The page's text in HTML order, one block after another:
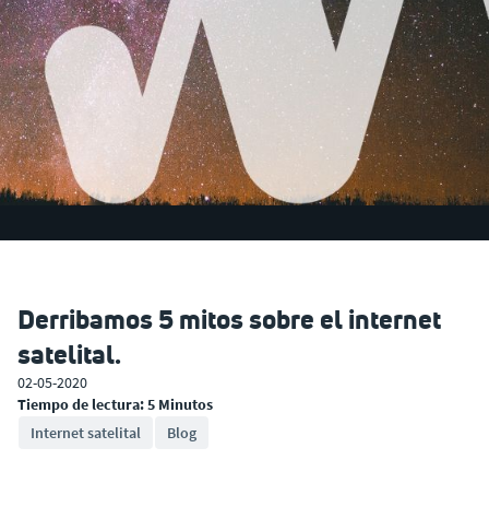
Derribamos 5 mitos sobre el internet
satelital.
02-05-2020
Tiempo de lectura: 5 Minutos
Internet satelital
Blog